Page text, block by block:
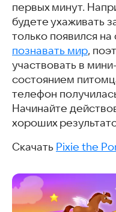
первых минут.
будете ухаживать
только появился на
познавать мир,
участвовать в
состоянием
телефон
Начинайте
хороших
Скачать Pixie the